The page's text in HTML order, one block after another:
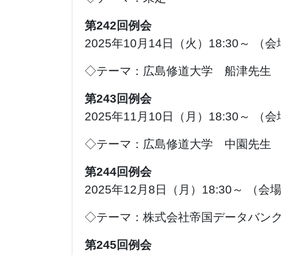
第242回例会
2025年10月14日（火）18:30～ （会
◇テーマ：広島修道大学 船津先生
第243回例会
2025年11月10日（月）18:30～ （会
◇テーマ：広島修道大学 中園先生
第244回例会
2025年12月8日（月）18:30～ （会
◇テーマ：株式会社帝国データバ
第245回例会